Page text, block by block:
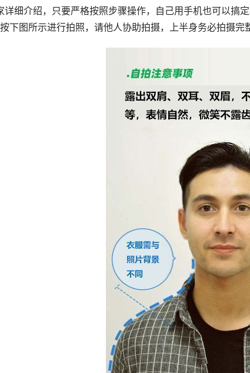
详细介绍，只要严格按照步骤操作，自己用手机也可以搞定
下图所示进行拍照，请他人协助拍摄，上半身务必拍摄完